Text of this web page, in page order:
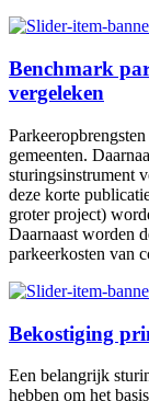
Benchmark
vergeleken
gemeenten.
sturingsinstrument
deze korte
groter project)
Daarnaast worden
parkeerkosten van
Bekostiging
Een belangrijk
hebben om het